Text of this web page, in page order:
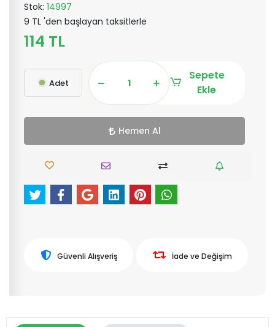
Stok: 14997
9 TL 'den başlayan taksitlerle
114 TL
Adet
Sepete
Ekle
Hemen Al
Güvenli Alışveriş İade ve Değişim